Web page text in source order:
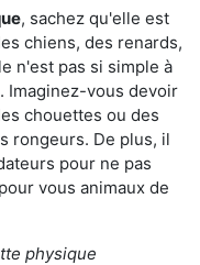
, sachez qu'elle est
chiens, des renards,
n'est pas si simple à
Imaginez-vous devoir
chouettes ou des
rongeurs. De plus, il
pour ne pas
vous animaux de
physique